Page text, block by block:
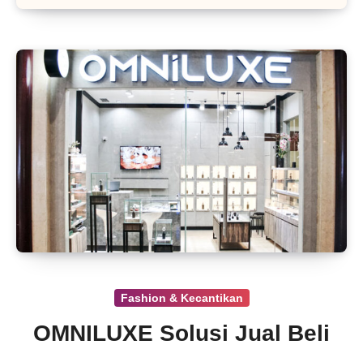
Fashion & Kecantikan
OMNILUXE Solusi Jual Beli